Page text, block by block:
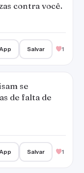
contra você.
Salvar 1
se
de falta de
Salvar 1